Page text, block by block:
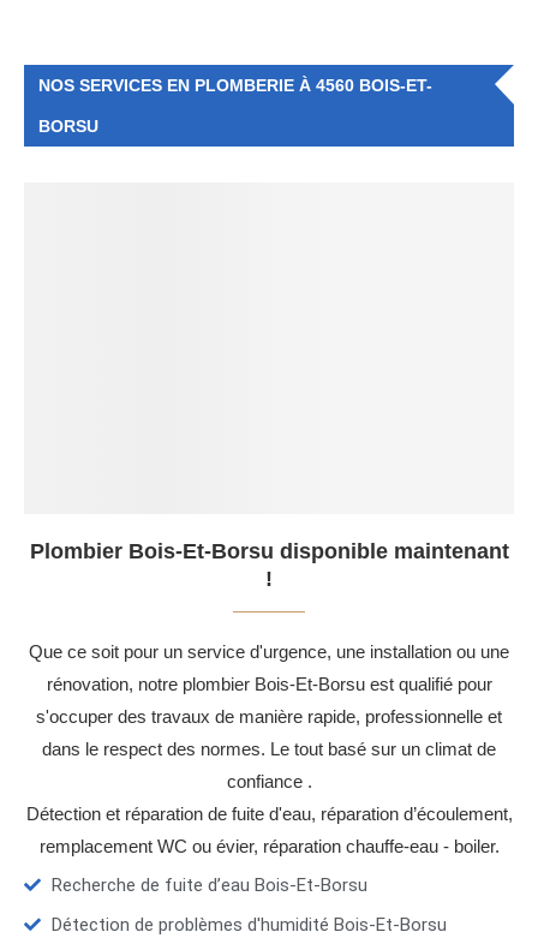
NOS SERVICES EN PLOMBERIE À 4560 BOIS-ET-
BORSU
Plombier Bois-Et-Borsu disponible maintenant
!
Que ce soit pour un service d'urgence, une installation ou une
rénovation, notre plombier Bois-Et-Borsu est qualifié pour
s'occuper des travaux de manière rapide, professionnelle et
dans le respect des normes. Le tout basé sur un climat de
confiance .
Détection et réparation de fuite d'eau, réparation d’écoulement,
remplacement WC ou évier, réparation chauffe-eau - boiler.
Recherche de fuite d’eau Bois-Et-Borsu
Détection de problèmes d'humidité Bois-Et-Borsu